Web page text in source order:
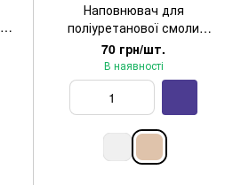
Наповнювач для
поліуретанової смоли
бежевий (0,1кг)
70 грн/шт.
В наявності